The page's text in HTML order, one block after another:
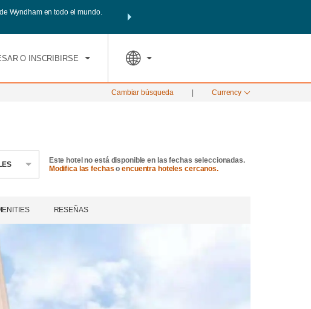
Wyndham en todo el mundo.
Agrupa tu hotel, vuelos y mucho más con los Paquetes de
O INSCRIBIRSE
TARIFAS ESPECIALES
Cambiar búsqueda Currency
Este hotel no está disponible en las fechas seleccionadas.
Modifica las fechas oencuentra hoteles cercanos.
RESEÑAS